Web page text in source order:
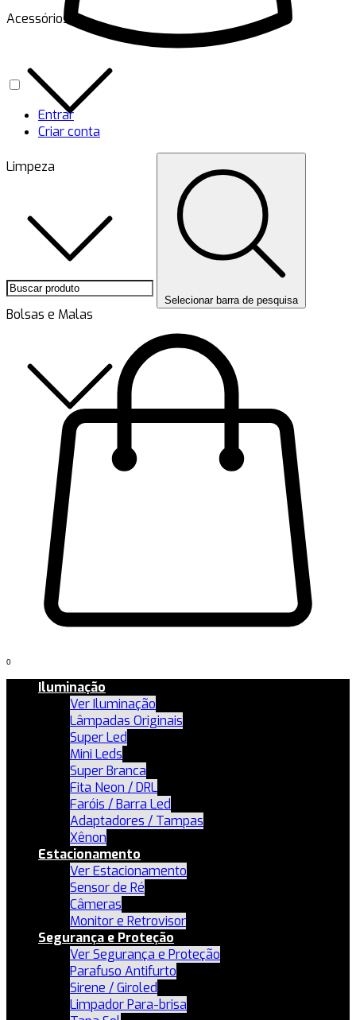
Acessórios
Limpeza
Bolsas e Malas
Entrar
Criar conta
Selecionar barra de pesquisa
0
Iluminação
Ver Iluminação
Lâmpadas Originais
Super Led
Mini Leds
Super Branca
Fita Neon / DRL
Faróis / Barra Led
Adaptadores / Tampas
Xênon
Estacionamento
Ver Estacionamento
Sensor de Ré
Câmeras
Monitor e Retrovisor
Segurança e Proteção
Ver Segurança e Proteção
Parafuso Antifurto
Sirene / Giroled
Limpador Para-brisa